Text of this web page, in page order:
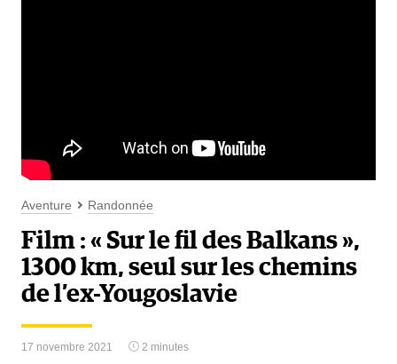
Aventure Randonnée
Film : « Sur le fil des Balkans »,
1300 km, seul sur les chemins
de l’ex-Yougoslavie
17 novembre 2021 2 minutes